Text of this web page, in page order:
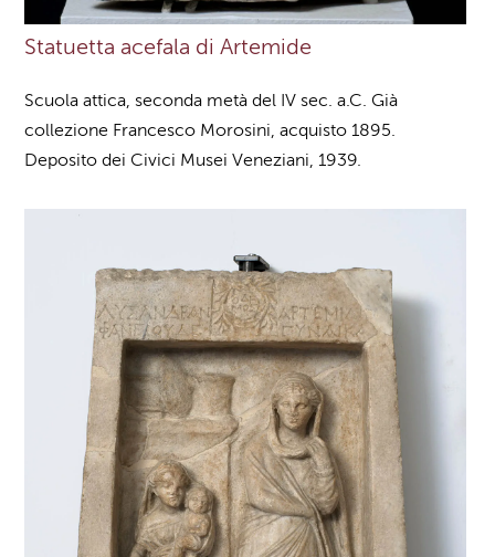
Statuetta acefala di Artemide
Scuola attica, seconda metà del IV sec. a.C. Già
collezione Francesco Morosini, acquisto 1895.
Deposito dei Civici Musei Veneziani, 1939.